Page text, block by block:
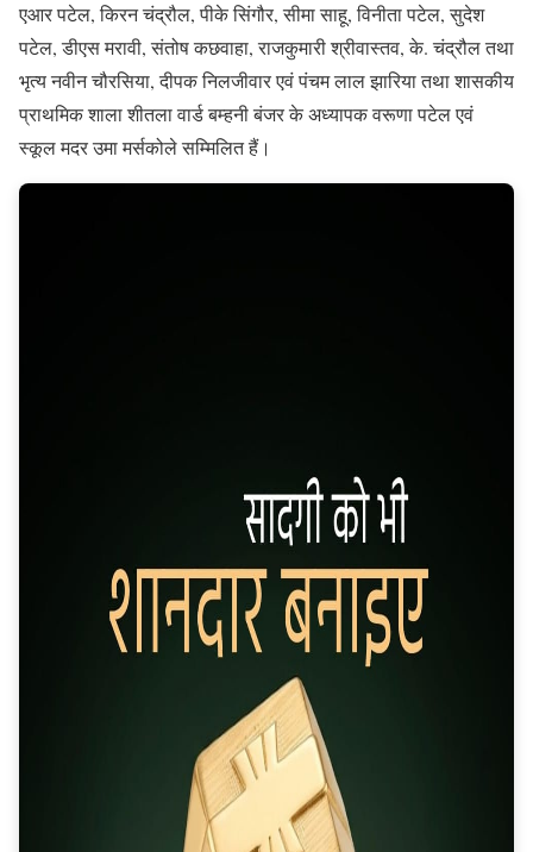
एआर पटेल, किरन चंद्रौल, पीके सिंगौर, सीमा साहू, विनीता पटेल, सुदेश
पटेल, डीएस मरावी, संतोष कछवाहा, राजकुमारी श्रीवास्तव, के. चंद्रौल तथा
भृत्य नवीन चौरसिया, दीपक निलजीवार एवं पंचम लाल झारिया तथा शासकीय
प्राथमिक शाला शीतला वार्ड बम्हनी बंजर के अध्यापक वरूणा पटेल एवं
स्कूल मदर उमा मर्सकोले सम्मिलित हैं।